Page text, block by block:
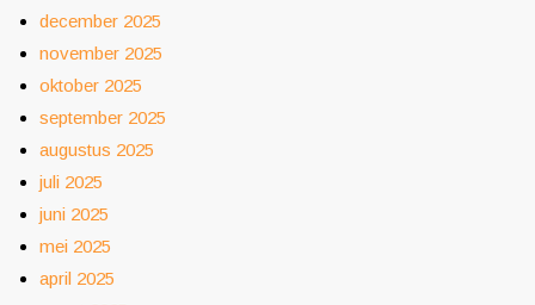
december 2025
november 2025
oktober 2025
september 2025
augustus 2025
juli 2025
juni 2025
mei 2025
april 2025